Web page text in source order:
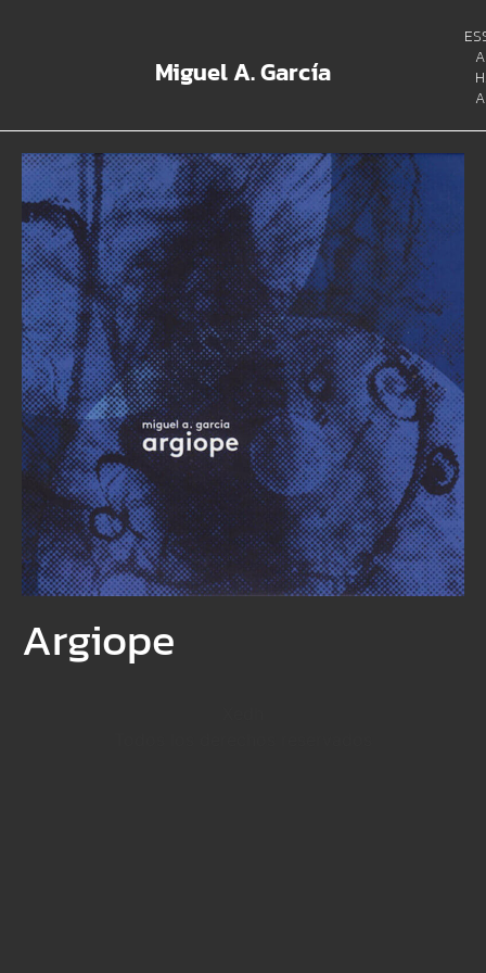
Miguel A. García
Argiope